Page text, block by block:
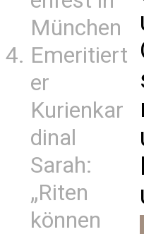
München
Emeritiert
er
Kurienkar
dinal
Sarah:
„Riten
können